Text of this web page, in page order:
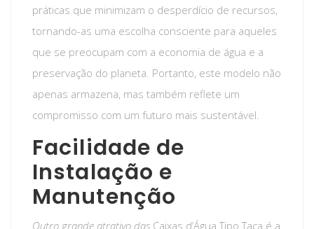
práticas que minimizam o desperdício de recursos,
tornando-as uma escolha consciente para aqueles
que se preocupam com a economia de água e a
preservação do planeta. Portanto, este modelo não
apenas armazena, mas também reflete um
compromisso com um futuro mais sustentável.
Facilidade de
Instalação e
Manutenção
Outro grande atrativo das Caixas d’Água Tipo Taça é a